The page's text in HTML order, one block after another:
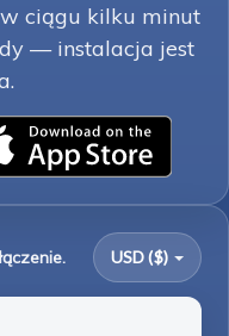
ciągu kilku minut
— instalacja jest
USD ($)